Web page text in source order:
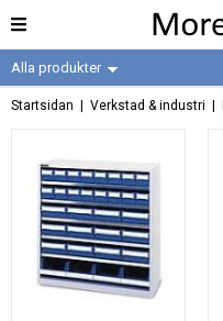
Alla produkter
Startsidan Verkstad & industri